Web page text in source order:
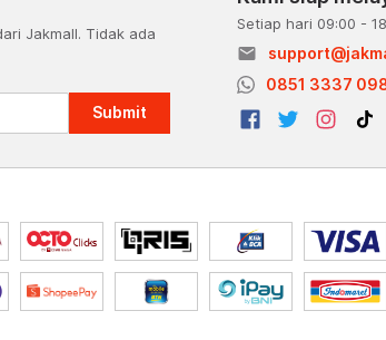
Jakmall. Tidak ada
Submit
Setiap hari 09:00 -
email
0851 3337